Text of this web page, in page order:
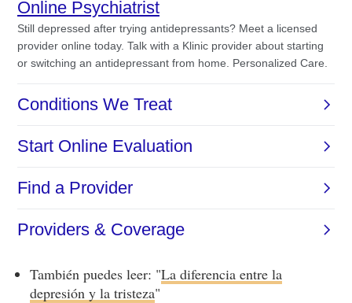
También puedes leer: "La diferencia entre la
depresión y la tristeza"